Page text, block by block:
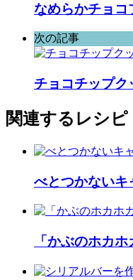
なめらかチョコ
次の記事
チョコチップク
関連するレシピ
べとつかないキ
「かぶのホカ